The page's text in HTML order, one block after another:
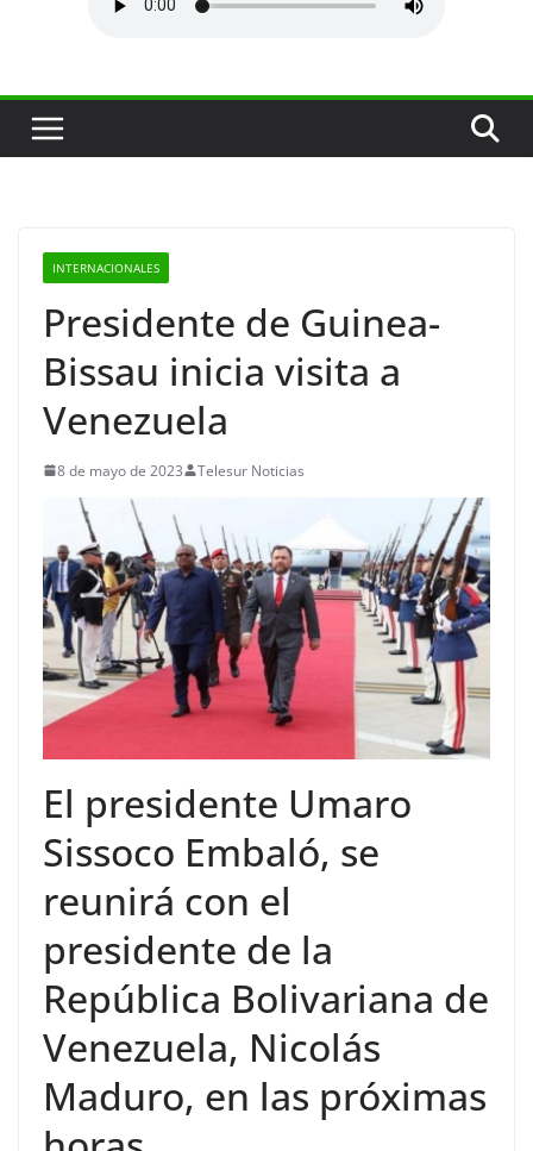
INTERNACIONALES
Presidente de Guinea-
Bissau inicia visita a
Venezuela
8 de mayo de 2023 Telesur Noticias
El presidente Umaro
Sissoco Embaló, se
reunirá con el
presidente de la
República Bolivariana de
Venezuela, Nicolás
Maduro, en las próximas